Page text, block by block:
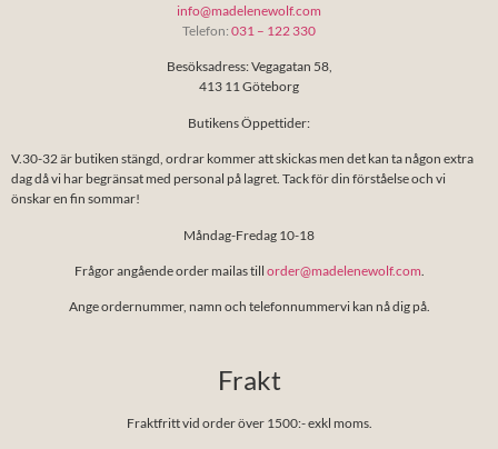
info@madelenewolf.com
Telefon: 031 – 122 330
Besöksadress: Vegagatan 58,
413 11 Göteborg
Butikens Öppettider:
V.30-32 är butiken stängd, ordrar kommer att skickas men det kan ta någon extra
dag då vi har begränsat med personal på lagret. Tack för din förståelse och vi
önskar en fin sommar!
Måndag-Fredag 10-18
Frågor angående order mailas till order@madelenewolf.com
Ange ordernummer, namn och telefonnummervi kan nå dig på.
Frakt
Fraktfritt vid order över 1500:- exkl moms.